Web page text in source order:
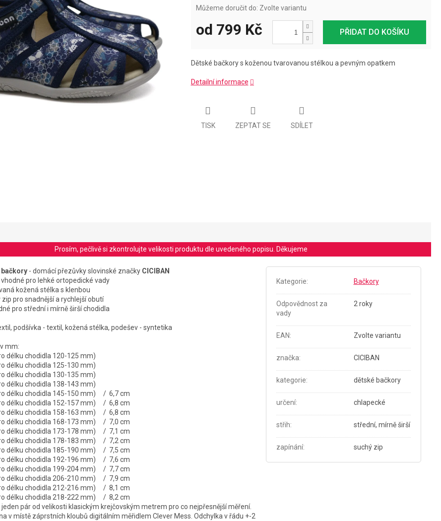
Můžeme doručit do: Zvolte variantu
PŘIDAT DO KOŠÍKU
od 799 Kč
Dětské bačkory s koženou tvarovanou stélkou a pevným opatkem
Detailní informace
TISK ZEPTAT SE SDÍLET
Prosím, pečlivě si zkontrolujte velikosti produktu dle uvedeného popisu. Děkujeme
bačkory - domácí přezůvky slovinské značky CICIBAN
pro lehké ortopedické vady
kožená stélka s klenbou
pro snadnější a rychlejší obutí
pro střední i mírně širší chodidla
podšívka - textil, kožená stélka, podešev - syntetika
mm:
délku chodidla 120-125 mm)
délku chodidla 125-130 mm)
délku chodidla 130-135 mm)
délku chodidla 138-143 mm)
délku chodidla 145-150 mm) / 6,7 cm
délku chodidla 152-157 mm) / 6,8 cm
délku chodidla 158-163 mm) / 6,8 cm
délku chodidla 168-173 mm) / 7,0 cm
délku chodidla 173-178 mm) / 7,1 cm
délku chodidla 178-183 mm) / 7,2 cm
délku chodidla 185-190 mm) / 7,5 cm
délku chodidla 192-196 mm) / 7,6 cm
délku chodidla 199-204 mm) / 7,7 cm
délku chodidla 206-210 mm) / 7,9 cm
délku chodidla 212-216 mm) / 8,1 cm
délku chodidla 218-222 mm) / 8,2 cm
pár od velikosti klasickým krejčovským metrem pro co nejpřesnější měření.
v místě záprstních kloubů digitálním měřidlem Clever Mess. Odchylka v řádu +-2
Kategorie: Bačkory
Odpovědnost za
vady
2 roky
EAN: Zvolte variantu
značka: CICIBAN
kategorie: dětské bačkory
určení: chlapecké
střih: střední, mírně širší
zapínání: suchý zip